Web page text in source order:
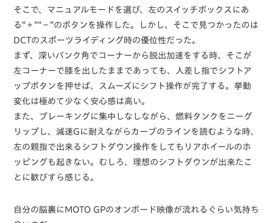
そこで、マニュアルモードを選び、左のスイッチボックスにあ
る“＋”“－”のボタンを操作した。しかし、そこで見つかったのは
DCTのスポーツライディング時の優位性だった。
まず、深いバンク角でコーナーから脱出加速をする時、そこが
左コーナーで膝を出したままであっても、人差し指でシフトア
ップボタンを押せば、スムーズにシフト操作が完了する。挙動
変化は極めて少なく安心感は高い。
また、ブレーキングに集中しなしながら、燃料タンクをニーグ
リップし、減速Gに耐えながらカーブのラインを読むような時、
左の親指で出来るシフトダウン操作をしてもリアホイールのホ
ッピングも起きない。むしろ、理想のシフトダウンが出来たこ
とに歓びすら感じる。
自分の脳裏にMOTO GPのオンボード映像が流れるぐらい気持ち